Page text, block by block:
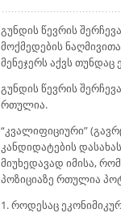
გუნდის წევრის
მოქმედების
მენეჯერს აქვს
გუნდის წევრის
რთულია.
“კვალიფიციური”
კანდიდატების
მიუხედავად იმისა,
პოზიციაზე რთულია
1. როდესაც